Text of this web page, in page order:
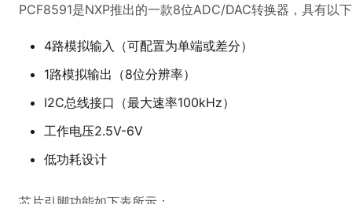
PCF8591是NXP推出的一款8位ADC/DAC转换器，具有以
4路模拟输入（可配置为单端或差分）
1路模拟输出（8位分辨率）
I2C总线接口（最大速率100kHz）
工作电压2.5V-6V
低功耗设计